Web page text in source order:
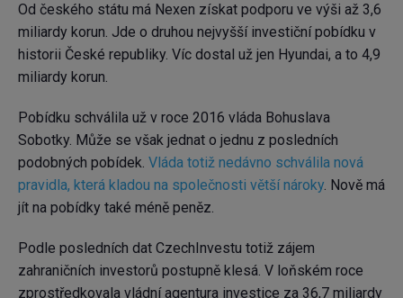
Od českého státu má Nexen získat podporu ve výši až 3,6
miliardy korun. Jde o druhou nejvyšší investiční pobídku v
historii České republiky. Víc dostal už jen Hyundai, a to 4,9
miliardy korun.
Pobídku schválila už v roce 2016 vláda Bohuslava
Sobotky. Může se však jednat o jednu z posledních
podobných pobídek. Vláda totiž nedávno schválila nová
pravidla, která kladou na společnosti větší nároky. Nově má
jít na pobídky také méně peněz.
Podle posledních dat CzechInvestu totiž zájem
zahraničních investorů postupně klesá. V loňském roce
zprostředkovala vládní agentura investice za 36,7 miliardy